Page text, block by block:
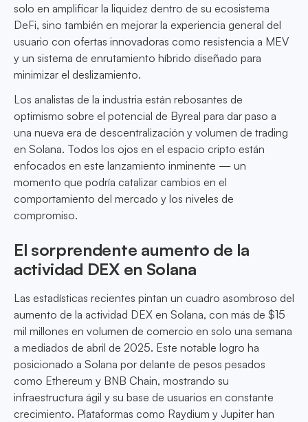
solo en amplificar la liquidez dentro de su ecosistema
DeFi, sino también en mejorar la experiencia general del
usuario con ofertas innovadoras como resistencia a MEV
y un sistema de enrutamiento híbrido diseñado para
minimizar el deslizamiento.
Los analistas de la industria están rebosantes de
optimismo sobre el potencial de Byreal para dar paso a
una nueva era de descentralización y volumen de trading
en Solana. Todos los ojos en el espacio cripto están
enfocados en este lanzamiento inminente — un
momento que podría catalizar cambios en el
comportamiento del mercado y los niveles de
compromiso.
El sorprendente aumento de la
actividad DEX en Solana
Las estadísticas recientes pintan un cuadro asombroso del
aumento de la actividad DEX en Solana, con más de $15
mil millones en volumen de comercio en solo una semana
a mediados de abril de 2025. Este notable logro ha
posicionado a Solana por delante de pesos pesados
como Ethereum y BNB Chain, mostrando su
infraestructura ágil y su base de usuarios en constante
crecimiento. Plataformas como Raydium y Jupiter han